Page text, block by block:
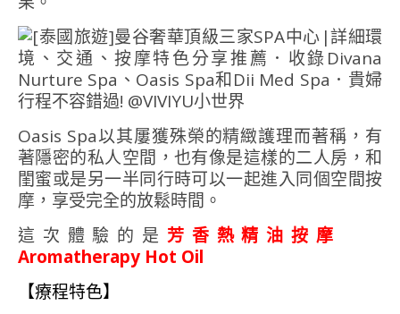
Oasis Spa以其屢獲殊榮的精緻護理而著稱，有
著隱密的私人空間，也有像是這樣的二人房，和
閨蜜或是另一半同行時可以一起進入同個空間按
摩，享受完全的放鬆時間。
這次體驗的是 芳香熱精油按摩
Aromatherapy Hot Oil
【療程特色】